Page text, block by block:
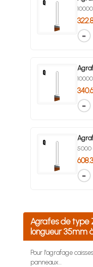
5000
Agrafes de type
longueur 35mm
Pour l'agrafage
panneaux...